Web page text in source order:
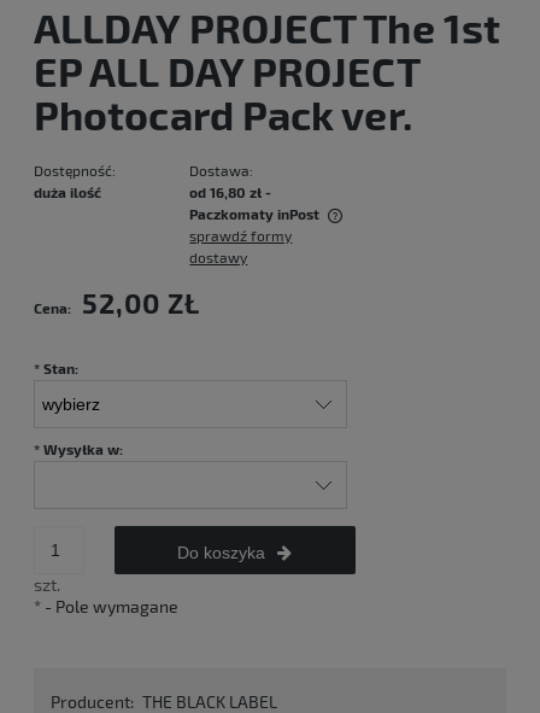
ALLDAY PROJECT The 1st
EP ALL DAY PROJECT
Photocard Pack ver.
Dostępność:
duża ilość
Dostawa:
od 16,80 zł -
Paczkomaty inPost
Cena nie zawiera ewentualnych kosztów płatności
sprawdź formy
dostawy
Cena: 52,00 ZŁ
* Stan:
* Wysyłka w:
szt.
Do koszyka
* - Pole wymagane
Producent: THE BLACK LABEL